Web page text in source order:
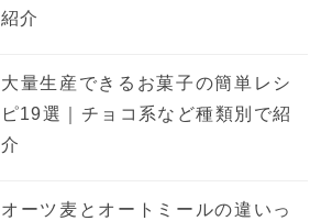
紹介
大量生産できるお菓子の簡単レシ
ピ19選｜チョコ系など種類別で紹
介
オーツ麦とオートミールの違いっ